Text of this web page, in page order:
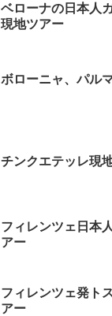
ベローナの日本人
現地ツアー
ボローニャ、パル
チンクエテッレ現
フィレンツェ日本
アー
フィレンツェ発ト
アー